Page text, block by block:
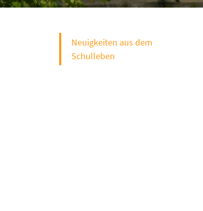
Neuigkeiten aus dem
Schulleben